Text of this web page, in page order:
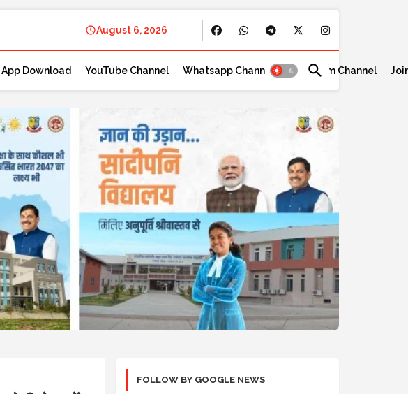
August 6, 2026
Download YouTube Channel Whatsapp Channel Telegram Channel
FOLLOW BY GOOGLE NEWS